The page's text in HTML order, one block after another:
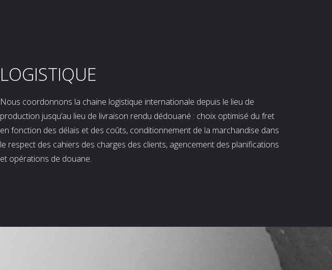
LOGISTIQUE
Nous coordonnons la chaine logistique internationale depuis le lieu de
production jusqu’au lieu de livraison rendu dédouané : choix optimisé du fret
en fonction des délais et des coûts, conditionnement de la marchandise dans
le respect des cahiers des charges des clients, agencement des planifications
et opérations de douane.